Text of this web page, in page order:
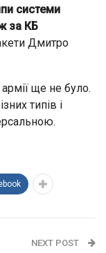
системи
за КБ
Дмитро
ще не було.
типів і
NEXT POST